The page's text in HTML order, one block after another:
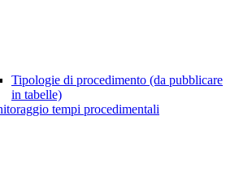
Tipologie di procedimento (da pubblicare
in tabelle)
tempi procedimentali